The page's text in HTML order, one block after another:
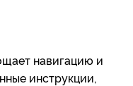
навигацию и
инструкции,